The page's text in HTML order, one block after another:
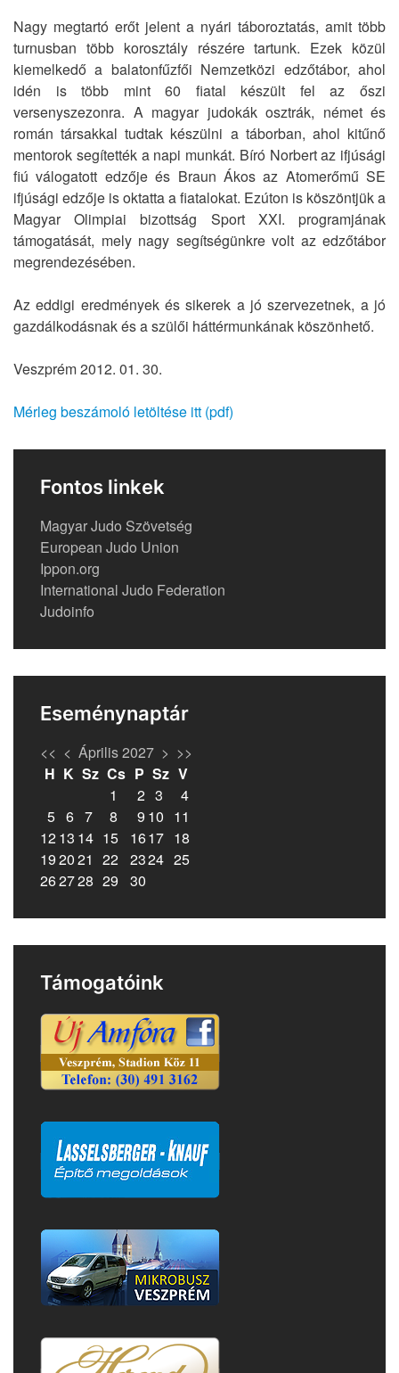
Nagy megtartó erőt jelent a nyári táboroztatás, amit több
turnusban több korosztály részére tartunk. Ezek közül
kiemelkedő a balatonfűzfői Nemzetközi edzőtábor, ahol
idén is több mint 60 fiatal készült fel az őszi
versenyszezonra. A magyar judokák osztrák, német és
román társakkal tudtak készülni a táborban, ahol kitűnő
mentorok segítették a napi munkát. Bíró Norbert az ifjúsági
fiú válogatott edzője és Braun Ákos az Atomerőmű SE
ifjúsági edzője is oktatta a fiatalokat. Ezúton is köszöntjük a
Magyar Olimpiai bizottság Sport XXI. programjának
támogatását, mely nagy segítségünkre volt az edzőtábor
megrendezésében.
Az eddigi eredmények és sikerek a jó szervezetnek, a jó
gazdálkodásnak és a szülői háttérmunkának köszönhető.
Veszprém 2012. 01. 30.
Mérleg beszámoló letöltése itt (pdf)
Fontos linkek
Magyar Judo Szövetség
European Judo Union
Ippon.org
International Judo Federation
Judoinfo
Eseménynaptár
<< < Április 2027 > >>
H K Sz Cs P Sz V
1
2 3
4
5 6 7 8 9 10 11
1213 14 15 1617 18
192021 22 2324 25
262728 29 30
Támogatóink